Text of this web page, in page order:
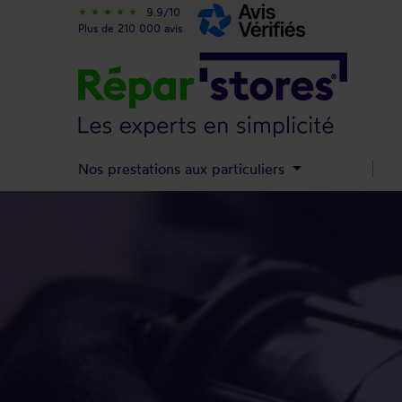
star_rate star_rate star_rate star_rate star_rate
9.9/10
Plus de 210 000 avis
Nos prestations aux particuliers